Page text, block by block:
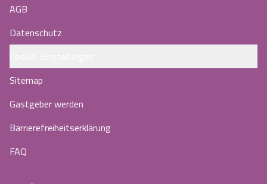
AGB
Datenschutz
Sitemap
Gastgeber werden
Barrierefreiheitserklärung
FAQ